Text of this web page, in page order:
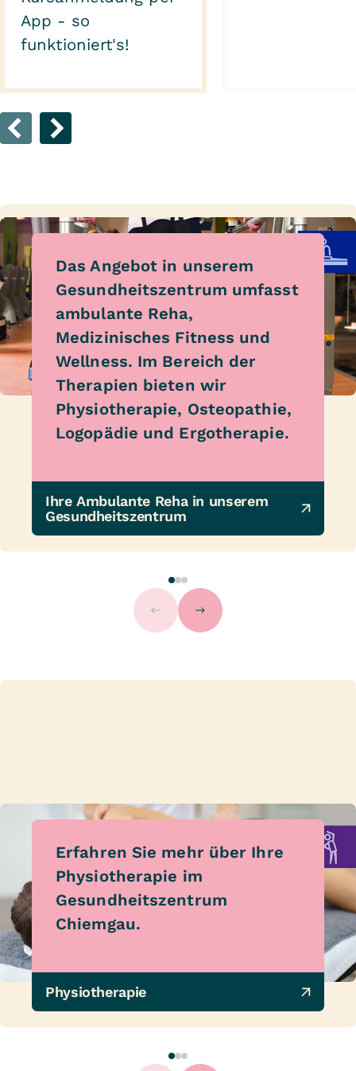
App - so
funktioniert's!
Das Angebot in unserem
Gesundheitszentrum umfasst
ambulante Reha,
Medizinisches Fitness und
Wellness. Im Bereich der
Therapien bieten wir
Physiotherapie, Osteopathie,
Logopädie und Ergotherapie.
Ihre Ambulante Reha in unserem
Gesundheitszentrum
Erfahren Sie mehr über Ihre
Physiotherapie im
Gesundheitszentrum
Chiemgau.
Physiotherapie